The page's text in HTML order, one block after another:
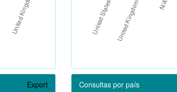
Export Consultas por país